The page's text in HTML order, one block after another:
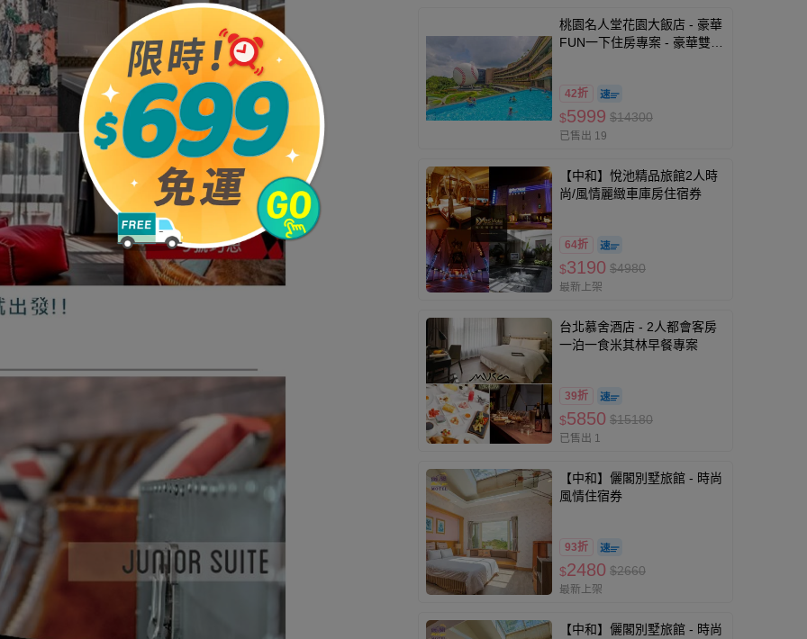
桃園名人堂花園大飯店 - 豪華
FUN一下住房專案 - 豪華雙人
42折
$5999 $14300
已售出 19
【中和】悅池精品旅館2人時
尚/風情麗緻車庫房住宿券
64折
$3190 $4980
最新上架
台北慕舍酒店 - 2人都會客房
一泊一食米其林早餐專案
39折
$5850 $15180
已售出 1
【中和】儷閣別墅旅館 - 時尚
風情住宿券
93折
$2480 $2660
最新上架
【中和】儷閣別墅旅館 - 時尚